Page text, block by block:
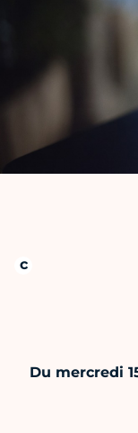
Du mercredi